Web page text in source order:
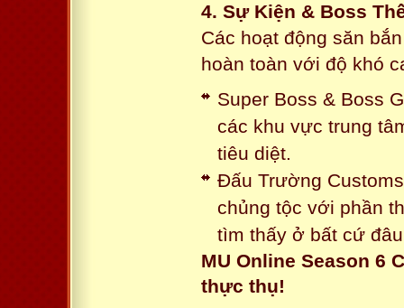
4. Sự Kiện & Boss
Các hoạt động săn
hoàn toàn với độ khó
Super Boss & Boss
các khu vực trung
tiêu diệt.
Đấu Trường
chủng tộc với phần
tìm thấy ở bất cứ
MU Online Season 6
thực thụ!